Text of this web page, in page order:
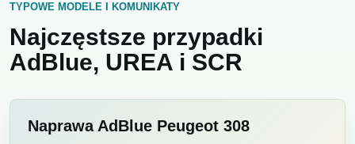
TYPOWE MODELE I KOMUNIKATY
Najczęstsze przypadki
AdBlue, UREA i SCR
Naprawa AdBlue Peugeot 308